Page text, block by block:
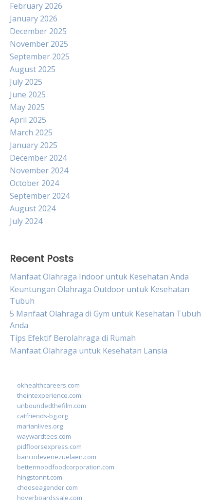
February 2026
January 2026
December 2025
November 2025
September 2025
August 2025
July 2025
June 2025
May 2025
April 2025
March 2025
January 2025
December 2024
November 2024
October 2024
September 2024
August 2024
July 2024
Recent Posts
Manfaat Olahraga Indoor untuk Kesehatan Anda
Keuntungan Olahraga Outdoor untuk Kesehatan
Tubuh
5 Manfaat Olahraga di Gym untuk Kesehatan Tubuh
Anda
Tips Efektif Berolahraga di Rumah
Manfaat Olahraga untuk Kesehatan Lansia
okhealthcareers.com
theintexperience.com
unboundedthefilm.com
catfriends-bg.org
marianlives.org
waywardtees.com
pidfloorsexpress.com
bancodevenezuelaen.com
bettermoodfoodcorporation.com
hingstonnt.com
chooseagender.com
hoverboardssale.com